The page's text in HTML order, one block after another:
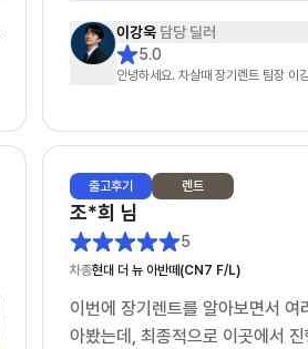
차량 계약 진행도 빠르게 처리해
약 완료했습니다.
끝까지 신경 써주신 담당 이강욱
다. 앞으로도 잘 부탁드립니다!
추가 차량도 곧 문의 드리겠습니다.!
이강욱 담당 딜러
5.0
안녕하세요. 차살때 장기렌트 팀장 이
출고후기 렌트
조*희 님
5
차종현대 더 뉴 아반떼(CN7 F/L)
이번에 장기렌트를 알아보면서 여
아봤는데, 최종적으로 이곳에서